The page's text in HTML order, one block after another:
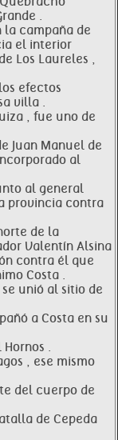
.
la campaña de
el interior
Los Laureles ,
efectos
villa .
, fue uno de
Juan Manuel de
al
al general
provincia contra
de la
Valentín Alsina
contra él que
Costa .
unió al sitio de
a Costa en su
.
, ese mismo
del cuerpo de
de Cepeda